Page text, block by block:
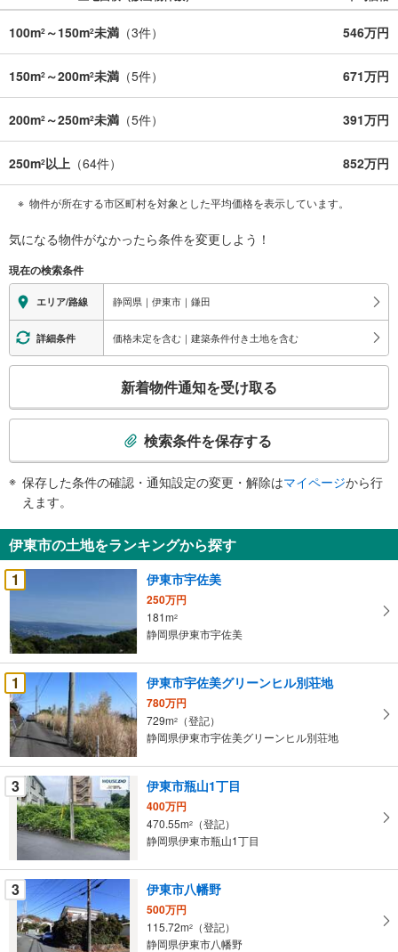
100m2 ～150m2未満 （3件） 546万円
150m2 ～200m2未満 （5件） 671万円
200m2 ～250m2未満 （5件） 391万円
250m2以上 （64件） 852万円
物件が所在する市区町村を対象とした平均価格を表示しています。
気になる物件がなかったら条件を変更しよう！
現在の検索条件
エリア/路線 静岡県｜伊東市｜鎌田
詳細条件 価格未定を含む｜建築条件付き土地を含む
検
知
を
受
け
る
・
条
件
を
マ
イ
ペ
ー
ジ
に
存
す
る
新着物件通知を受け取る
検索条件を保存する
保存した条件の確認・通知設定の変更・解除はマイページから行
えます。
伊東市の土地をランキングから探す
1
伊東市宇佐美
250万円
181m2
静岡県伊東市宇佐美
1 伊東市宇佐美グリーンヒル別荘地
780万円
729m2
（登記）
静岡県伊東市宇佐美グリーンヒル別荘地
3 伊東市瓶山1丁目
400万円
470.55m2
（登記）
静岡県伊東市瓶山1丁目
3 伊東市八幡野
500万円
115.72m2
（登記）
静岡県伊東市八幡野